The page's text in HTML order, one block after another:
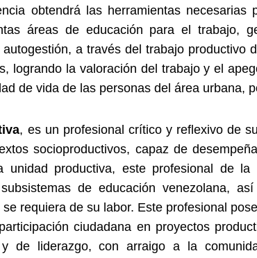
obtendrá las herramientas
áreas de educación para el trabajo,
a través del trabajo productivo
logrando la valoración del trabajo y el
de vida de las personas del área urbana,
, es un profesional crítico y reflexivo de
socioproductivos, capaz de
productiva, este profesional de
de educación venezolana,
requiera de su labor. Este profesional
ciudadana en proyectos
y de liderazgo, con arraigo a la